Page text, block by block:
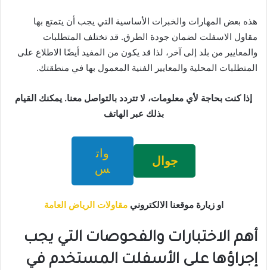
هذه بعض المهارات والخبرات الأساسية التي يجب أن يتمتع بها
مقاول الاسفلت لضمان جودة الطرق. قد تختلف المتطلبات
والمعايير من بلد إلى آخر، لذا قد يكون من المفيد أيضًا الاطلاع على
المتطلبات المحلية والمعايير الفنية المعمول بها في منطقتك.
إذا كنت بحاجة لأي معلومات، لا تتردد بالتواصل معنا. يمكنك القيام
بذلك عبر الهاتف
جوال
وات
س
او زيارة موقعنا الالكترونيمقاولات الرياض العامة
أهم الاختبارات والفحوصات التي يجب
إجراؤها على الأسفلت المستخدم في